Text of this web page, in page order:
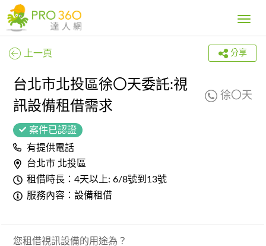
Toggle
上一頁 分享
台北市北投區徐〇天委託:視
訊設備租借需求
徐〇天
案件已認證
有提供電話
台北市 北投區
租借時長：4天以上: 6/8號到13號
服務內容：設備租借
您租借視訊設備的用途為？